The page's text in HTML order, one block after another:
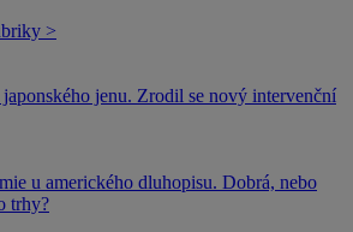
>
japonského jenu. Zrodil se nový intervenční
u amerického dluhopisu. Dobrá, nebo
trhy?